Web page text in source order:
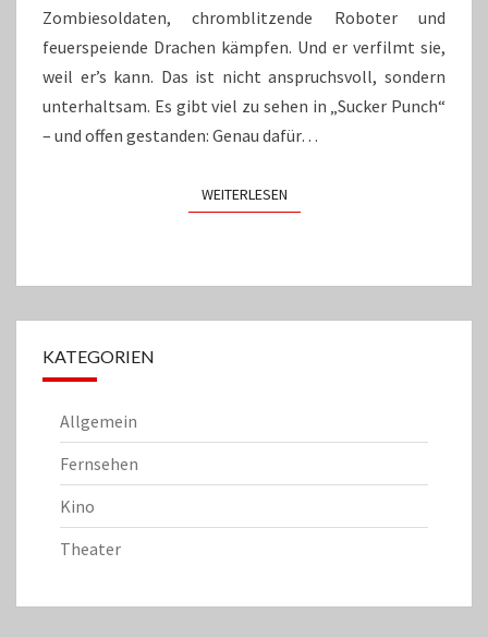
Zombiesoldaten, chromblitzende Roboter und
feuerspeiende Drachen kämpfen. Und er verfilmt sie,
weil er’s kann. Das ist nicht anspruchsvoll, sondern
unterhaltsam. Es gibt viel zu sehen in „Sucker Punch“
– und offen gestanden: Genau dafür…
WEITERLESENWEITERLESEN
KATEGORIEN
Allgemein
Fernsehen
Kino
Theater